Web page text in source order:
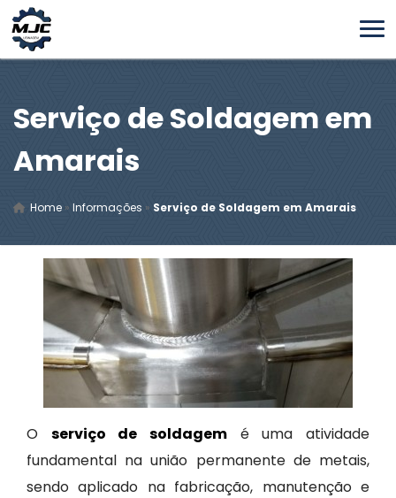
Serviço de Soldagem em
Amarais
Home » Informações » Serviço de Soldagem em Amarais
O serviço de soldagem é uma atividade
fundamental na união permanente de metais,
sendo aplicado na fabricação, manutenção e